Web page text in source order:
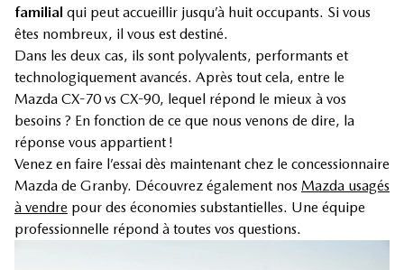
familial qui peut accueillir jusqu’à huit occupants. Si vous
êtes nombreux, il vous est destiné.
Dans les deux cas, ils sont polyvalents, performants et
technologiquement avancés. Après tout cela, entre le
Mazda CX-70 vs CX-90, lequel répond le mieux à vos
besoins ? En fonction de ce que nous venons de dire, la
réponse vous appartient !
Venez en faire l’essai dès maintenant chez le concessionnaire
Mazda de Granby. Découvrez également nos Mazda usagés
à vendre pour des économies substantielles. Une équipe
professionnelle répond à toutes vos questions.